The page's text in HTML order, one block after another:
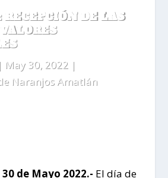
RECEPCIÓN DE LAS
May 30, 2022 |
Naranjos Amatlán
de Mayo 2022.- El día de